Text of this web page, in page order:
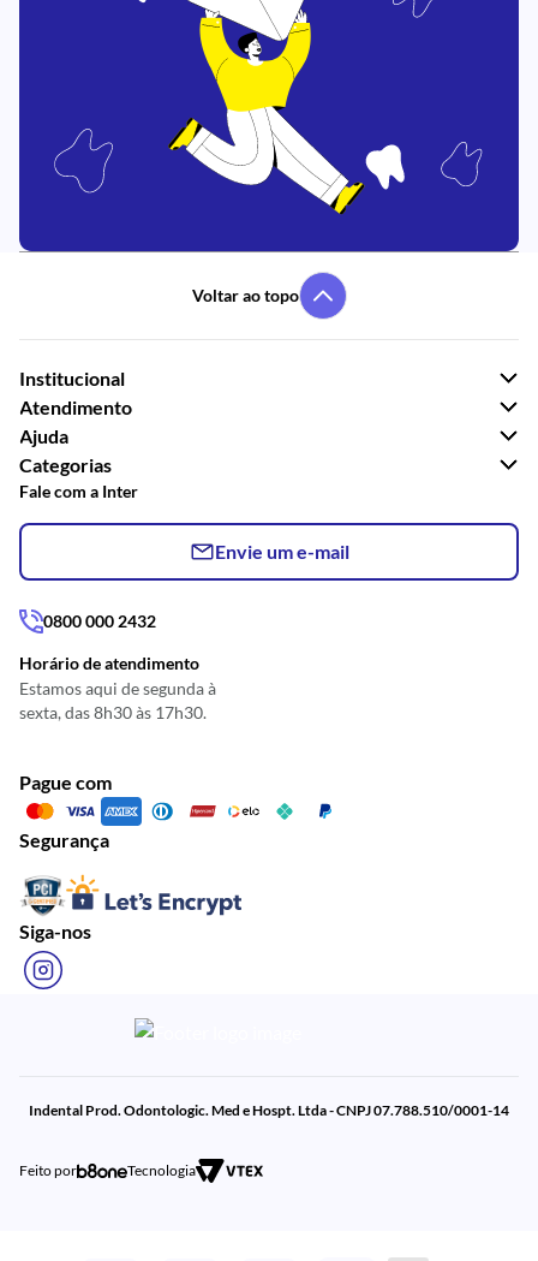
Voltar ao topo
Institucional
Atendimento
Ajuda
Categorias
Fale com a Inter
Envie um e-mail
0800 000 2432
Horário de atendimento
Estamos aqui de segunda à
sexta, das 8h30 às 17h30.
Pague com
Segurança
Siga-nos
Indental Prod. Odontologic. Med e Hospt. Ltda - CNPJ 07.788.510/0001-14
Feito por Tecnologia